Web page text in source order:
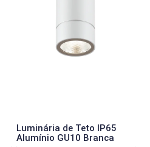
Luminária de Teto IP65
Alumínio GU10 Branca